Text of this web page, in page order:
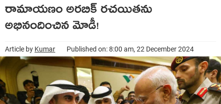
రామాయణం అర‌బిక్ ర‌చ‌యితను
అభినందించిన మోడీ!
Article by Kumar Published on: 8:00 am, 22 December 2024